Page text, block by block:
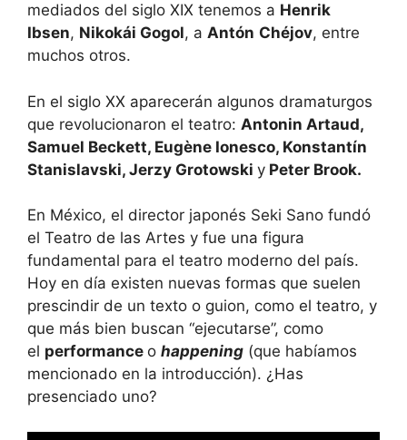
mediados del siglo XIX tenemos a Henrik
Ibsen, Nikokái Gogol, a Antón Chéjov, entre
muchos otros.
En el siglo XX aparecerán algunos dramaturgos
que revolucionaron el teatro: Antonin Artaud,
Samuel Beckett, Eugène Ionesco, Konstantín
Stanislavski, Jerzy Grotowski y Peter Brook.
En México, el director japonés Seki Sano fundó
el Teatro de las Artes y fue una figura
fundamental para el teatro moderno del país.
Hoy en día existen nuevas formas que suelen
prescindir de un texto o guion, como el teatro, y
que más bien buscan “ejecutarse”, como
el performance o happening (que habíamos
mencionado en la introducción). ¿Has
presenciado uno?